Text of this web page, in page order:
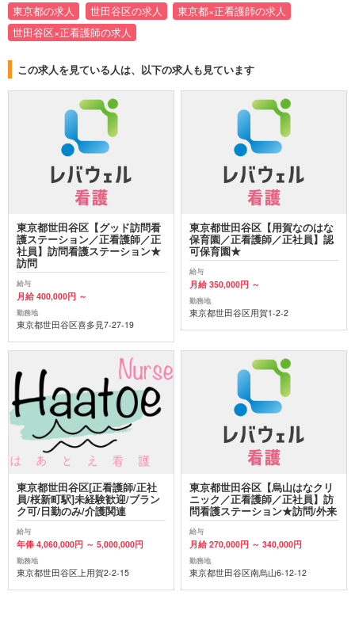
東京都の求人 世田谷区の求人
東京都×正看護師の求人
世田谷区×正看護師の求人
この求人を見ている人は、以下の求人も見ています
東京都世田谷区【グッド訪問看
護ステーション／正看護師／正
社員】訪問看護ステーション★
訪問
給与
月給 400,000円 ～
勤務地
東京都世田谷区喜多見7-27-19
東京都世田谷区【用賀なのはな
保育園／正看護師／正社員】認
可保育園★
給与
月給 350,000円 ～
勤務地
東京都世田谷区用賀1-2-2
東京都世田谷区[正看護師/正社
員/桜新町駅]未経験歓迎/ブラン
ク可/日勤のみ/介護関連
給与
年俸 4,060,000円 ～ 5,000,000円
勤務地
東京都世田谷区上用賀2-2-15
東京都世田谷区【烏山はなクリ
ニック／正看護師／正社員】訪
問看護ステーション★訪問/外来
給与
月給 270,000円 ～ 340,000円
勤務地
東京都世田谷区南烏山6-12-12